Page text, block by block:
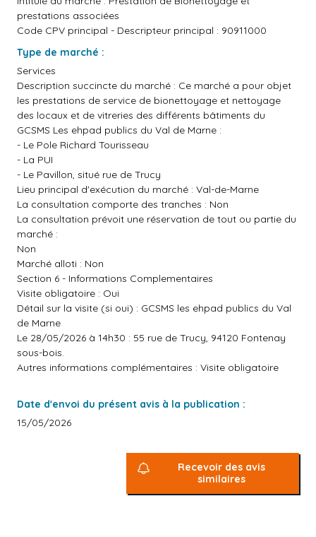
prestations associées
Code CPV principal - Descripteur principal : 90911000
Type de marché :
Services
Description succincte du marché : Ce marché a pour objet
les prestations de service de bionettoyage et nettoyage
des locaux et de vitreries des différents bâtiments du
GCSMS Les ehpad publics du Val de Marne :
- Le Pole Richard Tourisseau
- La PUI
- Le Pavillon, situé rue de Trucy
Lieu principal d'exécution du marché : Val-de-Marne
La consultation comporte des tranches : Non
La consultation prévoit une réservation de tout ou partie du
marché :
Non
Marché alloti : Non
Section 6 - Informations Complementaires
Visite obligatoire : Oui
Détail sur la visite (si oui) : GCSMS les ehpad publics du Val
de Marne
Le 28/05/2026 à 14h30 : 55 rue de Trucy, 94120 Fontenay
sous-bois.
Autres informations complémentaires : Visite obligatoire
Date d'envoi du présent avis à la publication :
15/05/2026
Recevoir des avis
similaires